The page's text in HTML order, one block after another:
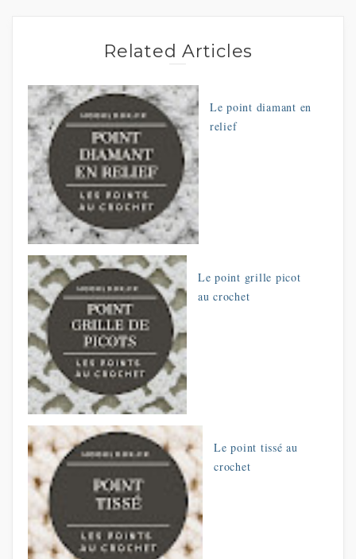
Related Articles
Le point diamant en
relief
Le point grille picot
au crochet
Le point tissé au
crochet